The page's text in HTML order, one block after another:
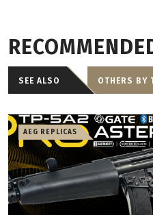
SEE ALSO OTHERS BY
AEG REPLICAS